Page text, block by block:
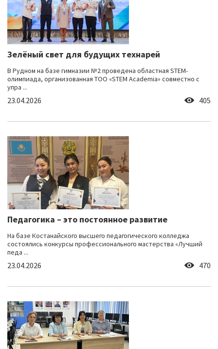
Зелёный свет для будущих технарей
В Рудном на базе гимназии №2 проведена областная STEM-
олимпиада, организованная ТОО «STEM Academia» совместно с
упра ...
23.04.2026 405
Педагогика – это постоянное развитие
На базе Костанайского высшего педагогического колледжа
состоялись конкурсы профессионального мастерства «Лучший
педа ...
23.04.2026 470